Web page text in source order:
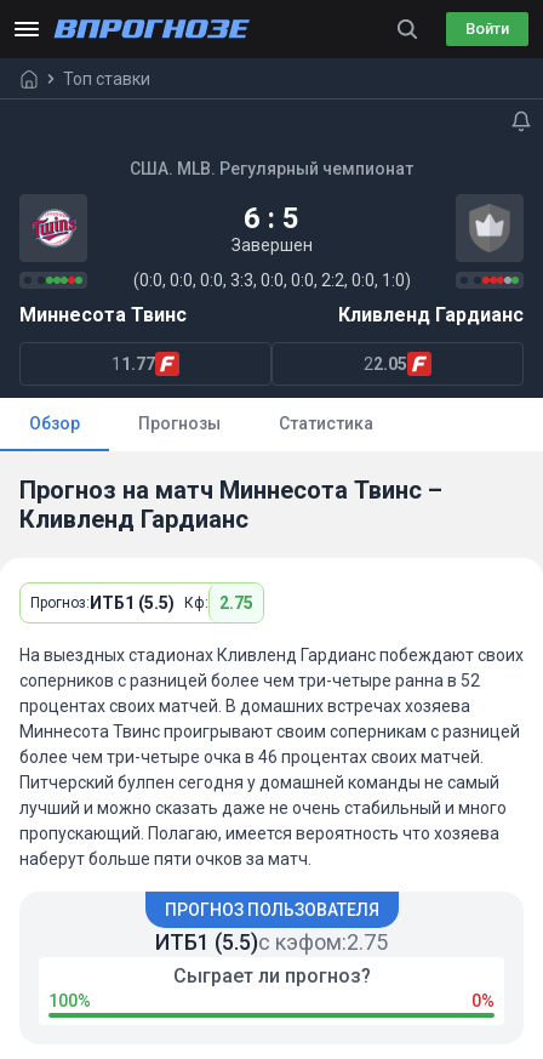
Войти
Топ ставки
США. MLB. Регулярный чемпионат
6 : 5
Завершен
(0:0, 0:0, 0:0, 3:3, 0:0, 0:0, 2:2, 0:0, 1:0)
Миннесота Твинс Кливленд Гардианс
1 1.77 22.05
Обзор Прогнозы Статистика
Прогноз на матч Миннесота Твинс –
Кливленд Гардианс
Прогноз: ИТБ1 (5.5) Кф: 2.75
На выездных стадионах Кливленд Гардианс побеждают своих
соперников с разницей более чем три-четыре ранна в 52
процентах своих матчей. В домашних встречах хозяева
Миннесота Твинс проигрывают своим соперникам с разницей
более чем три-четыре очка в 46 процентах своих матчей.
Питчерский булпен сегодня у домашней команды не самый
лучший и можно сказать даже не очень стабильный и много
пропускающий. Полагаю, имеется вероятность что хозяева
наберут больше пяти очков за матч.
ПРОГНОЗ ПОЛЬЗОВАТЕЛЯ
ИТБ1 (5.5)с кэфом:2.75
100%
Сыграет ли прогноз?
0%